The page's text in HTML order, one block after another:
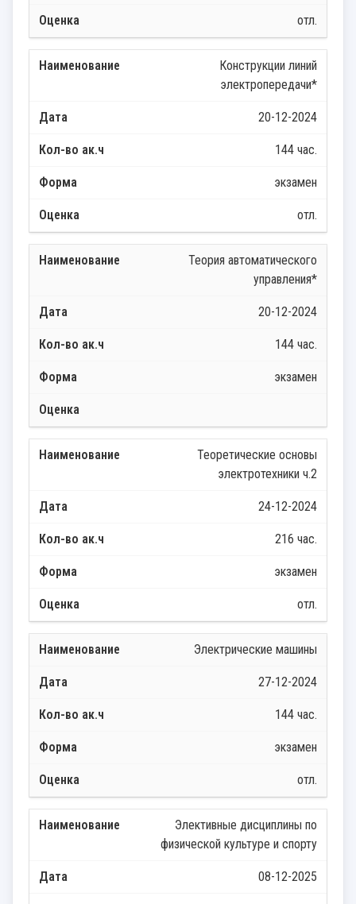
отл.
Конструкции линий
электропередачи*
20-12-2024
144 час.
экзамен
отл.
Теория автоматического
управления*
20-12-2024
144 час.
экзамен
Теоретические основы
электротехники ч.2
24-12-2024
216 час.
экзамен
отл.
Электрические машины
27-12-2024
144 час.
экзамен
отл.
Элективные дисциплины по
физической культуре и спорту
08-12-2025